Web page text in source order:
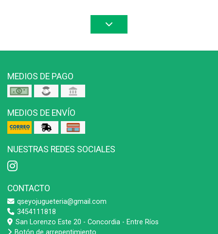
MEDIOS DE PAGO
MEDIOS DE ENVÍO
NUESTRAS REDES SOCIALES
CONTACTO
qseyojugueteria@gmail.com
3454111818
San Lorenzo Este 20 - Concordia - Entre Ríos
Botón de arrepentimiento